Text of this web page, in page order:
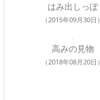
はみ出しっぽ
（2015年09月30日）
高みの見物
（2018年08月20日）